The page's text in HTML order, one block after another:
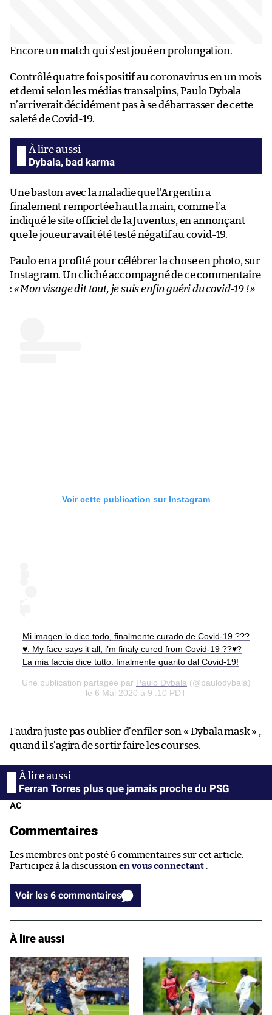
Encore un match qui s’est joué en prolongation.
Contrôlé quatre fois positif au coronavirus en un mois
et demi selon les médias transalpins, Paulo Dybala
n’arriverait décidément pas à se débarrasser de cette
saleté de Covid-19.
Dybala, bad karma
Une baston avec la maladie que l’Argentin a
finalement remportée haut la main, comme l’a
indiqué le site officiel de la Juventus, en annonçant
que le joueur avait été testé négatif au covid-19.
Paulo en a profité pour célébrer la chose en photo, sur
Instagram. Un cliché accompagné de ce commentaire
: « Mon visage dit tout, je suis enfin guéri du covid-19 ! »
Voir cette publication sur Instagram
Mi imagen lo dice todo, finalmente curado de Covid-19 ???
♥️. My face says it all, i’m finaly cured from Covid-19 ??♥️?
La mia faccia dice tutto: finalmente guarito dal Covid-19!
Une publication partagée par Paulo Dybala (@paulodybala)
le 6 Mai 2020 à 9 :10 PDT
Faudra juste pas oublier d’enfiler son « Dybala mask » ,
quand il s’agira de sortir faire les courses.
Ferran Torres plus que jamais proche du PSG
AC
Commentaires
Les membres ont posté 6 commentaires sur cet article.
Participez à la discussion en vous connectant
Voir les 6 commentaires
À lire aussi